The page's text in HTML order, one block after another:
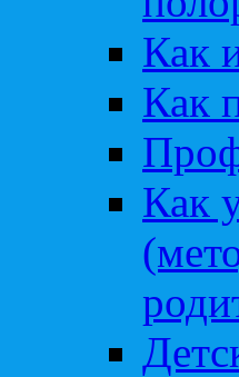
Как
Как
Как